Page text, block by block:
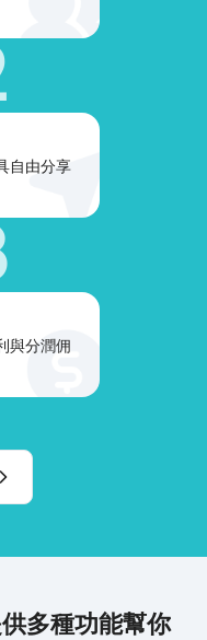
自由分享
與分潤佣
多種功能幫你